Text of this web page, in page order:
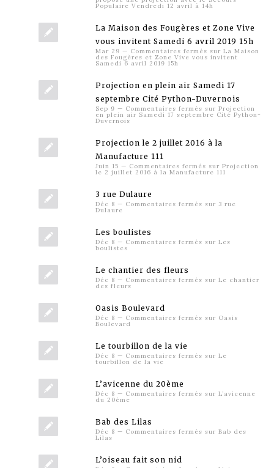
Populaire Vendredi 12 avril à 14h
La Maison des Fougères et Zone Vive
vous invitent Samedi 6 avril 2019 15h
Mar 29 — Commentaires fermés sur La Maison
des Fougères et Zone Vive vous invitent
Samedi 6 avril 2019 15h
Projection en plein air Samedi 17
septembre Cité Python-Duvernois
Sep 9 — Commentaires fermés sur Projection
en plein air Samedi 17 septembre Cité Python-
Duvernois
Projection le 2 juillet 2016 à la
Manufacture 111
Juin 15 — Commentaires fermés sur Projection
le 2 juillet 2016 à la Manufacture 111
3 rue Dulaure
Déc 8 — Commentaires fermés sur 3 rue
Dulaure
Les boulistes
Déc 8 — Commentaires fermés sur Les
boulistes
Le chantier des fleurs
Déc 8 — Commentaires fermés sur Le chantier
des fleurs
Oasis Boulevard
Déc 8 — Commentaires fermés sur Oasis
Boulevard
Le tourbillon de la vie
Déc 8 — Commentaires fermés sur Le
tourbillon de la vie
L’avicenne du 20ème
Déc 8 — Commentaires fermés sur L’avicenne
du 20ème
Bab des Lilas
Déc 8 — Commentaires fermés sur Bab des
Lilas
L’oiseau fait son nid